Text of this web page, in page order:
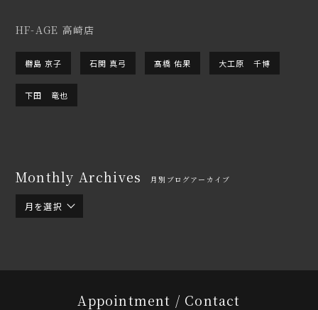
HF-AGE 高崎店
橳島 京子 石関 真弓 髙橋 佑果 大工原 千博
下田 竜也
Monthly Archives 月別ブログアーカイブ
月を選択
Appointment / Contact